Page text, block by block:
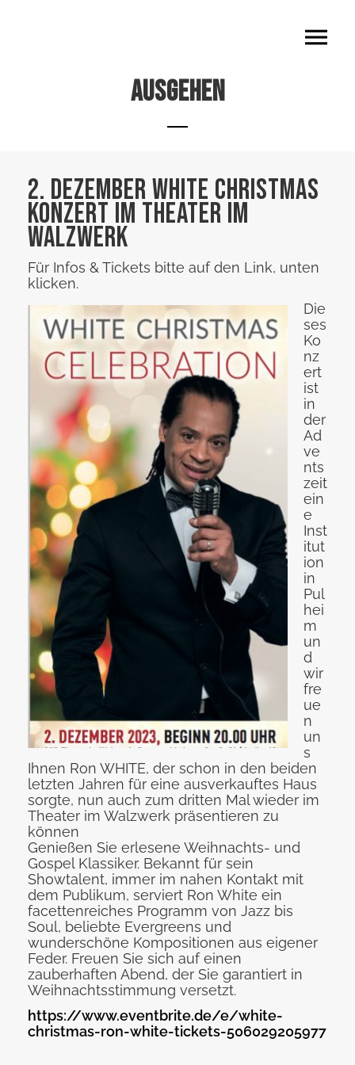
Ausgehen
2. Dezember WHITE Christmas
Konzert im Theater im
Walzwerk
Für Infos & Tickets bitte auf den Link, unten
klicken.
Die
ses
Ko
nz
ert
ist
in
der
Ad
ve
nts
zeit
ein
e
Inst
itut
ion
in
Pul
hei
m
un
d
wir
fre
ue
n
un
s
Ihnen Ron WHITE, der schon in den beiden
letzten Jahren für eine ausverkauftes Haus
sorgte, nun auch zum dritten Mal wieder im
Theater im Walzwerk präsentieren zu
können
Genießen Sie erlesene Weihnachts- und
Gospel Klassiker. Bekannt für sein
Showtalent, immer im nahen Kontakt mit
dem Publikum, serviert Ron White ein
facettenreiches Programm von Jazz bis
Soul, beliebte Evergreens und
wunderschöne Kompositionen aus eigener
Feder. Freuen Sie sich auf einen
zauberhaften Abend, der Sie garantiert in
Weihnachtsstimmung versetzt.
https://www.eventbrite.de/e/white-
christmas-ron-white-tickets-506029205977